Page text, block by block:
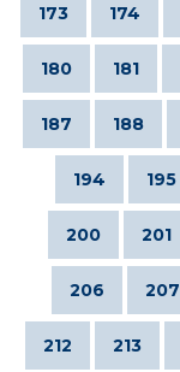
173 174
180 181
187 188
194 195
200 201
206 207
212 213